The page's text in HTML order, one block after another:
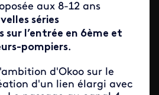
aux 8-12 ans
séries
sur l’entrée en 6ème et
pompiers.
d'Okoo sur le
d'un lien élargi avec